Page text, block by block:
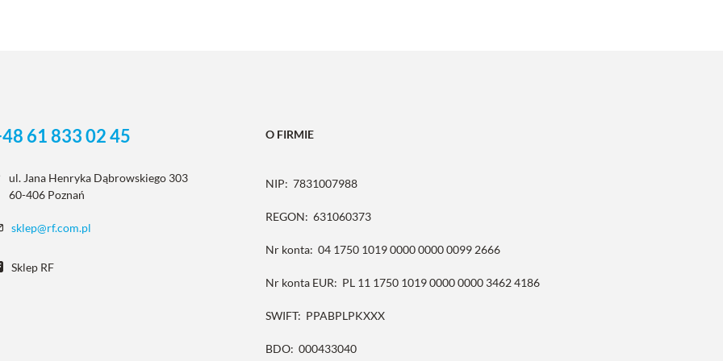
61 833 02 45
ul. Jana Henryka Dąbrowskiego 303
60-406 Poznań
sklep@rf.com.pl
Sklep RF
O FIRMIE
NIP: 7831007988
REGON: 631060373
Nr konta: 04 1750 1019 0000 0000 0099 2666
Nr konta EUR: PL 11 1750 1019 0000 0000 3462 4186
SWIFT: PPABPLPKXXX
BDO: 000433040